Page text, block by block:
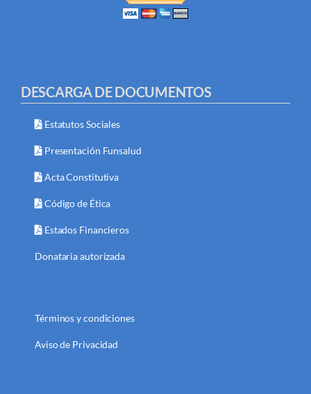
DESCARGA DE DOCUMENTOS
Estatutos Sociales
Presentación Funsalud
Acta Constitutiva
Código de Ética
Estados Financieros
Donataria autorizada
Términos y condiciones
Aviso de Privacidad